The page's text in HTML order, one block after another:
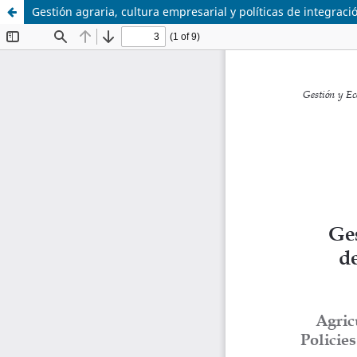
Gestión agraria, cultura empresarial y políticas de